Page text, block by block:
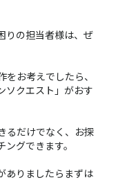
りの担当者様は、ぜ
お考えでしたら、
ソクエスト」がおす
るだけでなく、お探
グできます。
ありましたらまずは